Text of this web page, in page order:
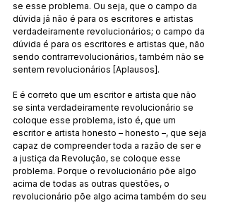
se esse problema. Ou seja, que o campo da
dúvida já não é para os escritores e artistas
verdadeiramente revolucionários; o campo da
dúvida é para os escritores e artistas que, não
sendo contrarrevolucionários, também não se
sentem revolucionários [Aplausos].
E é correto que um escritor e artista que não
se sinta verdadeiramente revolucionário se
coloque esse problema, isto é, que um
escritor e artista honesto – honesto –, que seja
capaz de compreender toda a razão de ser e
a justiça da Revolução, se coloque esse
problema. Porque o revolucionário põe algo
acima de todas as outras questões, o
revolucionário põe algo acima também do seu